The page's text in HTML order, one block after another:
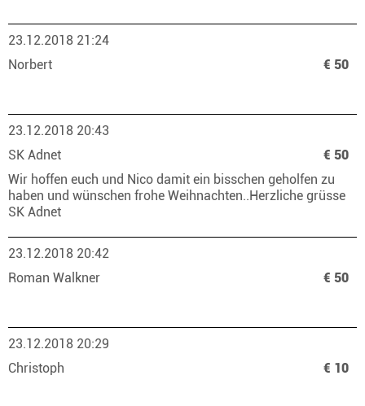
23.12.2018 21:24
Norbert
€ 50
23.12.2018 20:43
SK Adnet
€ 50
Wir hoffen euch und Nico damit ein bisschen geholfen zu
haben und wünschen frohe Weihnachten..Herzliche grüsse
SK Adnet
23.12.2018 20:42
Roman Walkner
€ 50
23.12.2018 20:29
Christoph
€ 10